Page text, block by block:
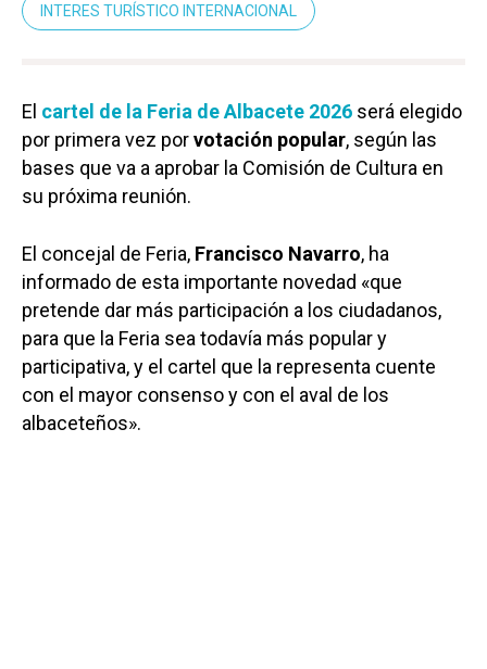
INTERES TURÍSTICO INTERNACIONAL
El cartel de la Feria de Albacete 2026 será elegido
por primera vez porvotación popular, según las
bases que va a aprobar la Comisión de Cultura en
su próxima reunión.
El concejal de Feria, Francisco Navarro, ha
informado de esta importante novedad «que
pretende dar más participación a los ciudadanos,
para que la Feria sea todavía más popular y
participativa, y el cartel que la representa cuente
con el mayor consenso y con el aval de los
albaceteños».